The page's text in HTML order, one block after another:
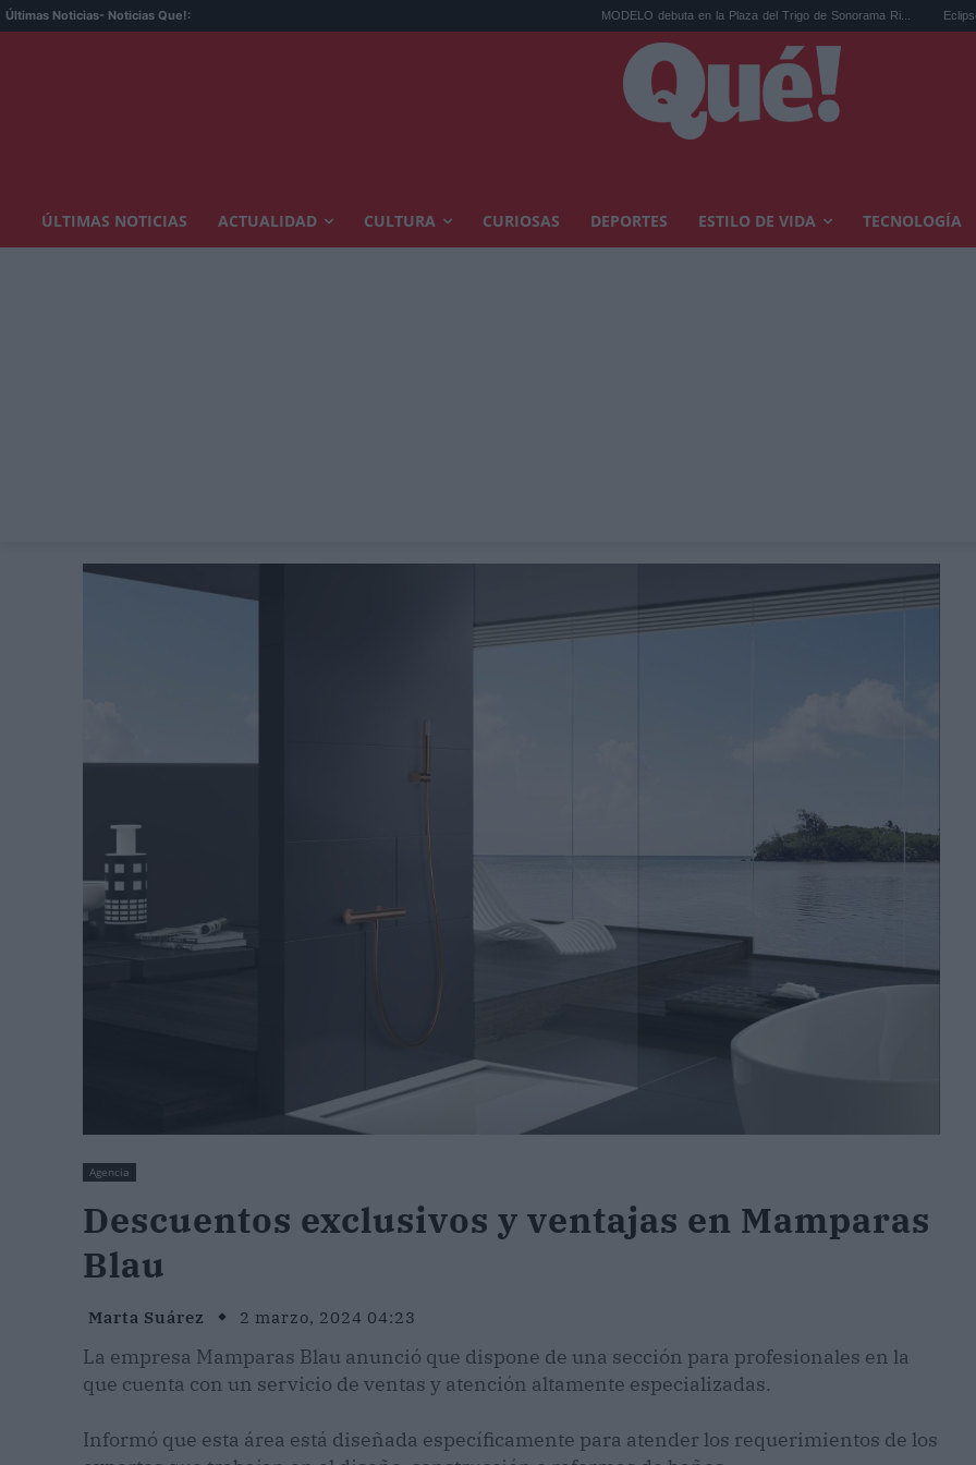
Últimas Noticias- Noticias Que!: MODELO debuta en la Plaza del Trigo de Sonorama Ri... Eclipse solar en
ÚLTIMAS NOTICIAS ACTUALIDAD CULTURA CURIOSAS DEPORTES ESTILO DE VIDA TECNOLOGÍA
Agencia
Descuentos exclusivos y ventajas en Mamparas
Blau
Marta Suárez 2 marzo, 2024 04:23
La empresa Mamparas Blau anunció que dispone de una sección para profesionales en la
que cuenta con un servicio de ventas y atención altamente especializadas.
Informó que esta área está diseñada específicamente para atender los requerimientos de los